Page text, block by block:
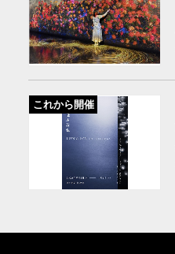
これから開催